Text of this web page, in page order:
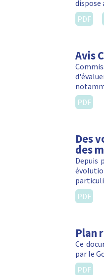
PDF
Avis
PDF
Des
des
Depuis
PDF
Plan
Ce
par le
PDF